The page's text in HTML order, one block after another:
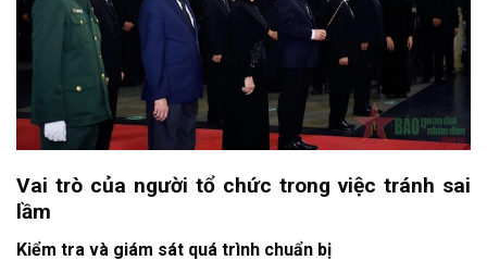
Vai trò của người tổ chức trong việc tránh sai
lầm
Kiểm tra và giám sát quá trình chuẩn bị